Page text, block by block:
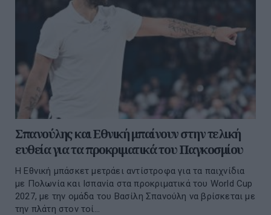
Σπανούλης και Εθνική μπαίνουν στην τελική
ευθεία για τα προκριματικά του Παγκοσμίου
Η Εθνική μπάσκετ μετράει αντίστροφα για τα παιχνίδια
με Πολωνία και Ισπανία στα προκριματικά του World Cup
2027, με την ομάδα του Βασίλη Σπανούλη να βρίσκεται με
την πλάτη στον τοί...